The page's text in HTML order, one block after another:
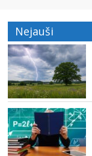
Nejauši